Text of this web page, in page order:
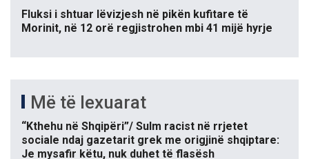
Fluksi i shtuar lëvizjesh në pikën kufitare të
Morinit, në 12 orë regjistrohen mbi 41 mijë hyrje
Më të lexuarat
“Kthehu në Shqipëri”/ Sulm racist në rrjetet
sociale ndaj gazetarit grek me origjinë shqiptare:
Je mysafir këtu, nuk duhet të flasësh